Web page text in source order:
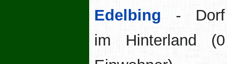
Edelbing - Dorf
im Hinterland (0